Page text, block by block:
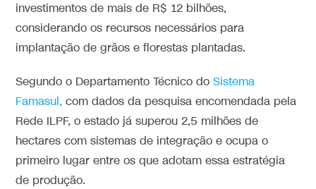
investimentos de mais de R$ 12 bilhões,
considerando os recursos necessários para
implantação de grãos e florestas plantadas.
Segundo o Departamento Técnico doSistema
Famasul, com dados da pesquisa encomendada pela
Rede ILPF, o estado já superou 2,5 milhões de
hectares com sistemas de integração e ocupa o
primeiro lugar entre os que adotam essa estratégia
de produção.